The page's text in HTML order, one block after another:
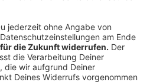
Verträge nicht mehr
werden dürfen, sondern nur
E-Mail oder SMS.